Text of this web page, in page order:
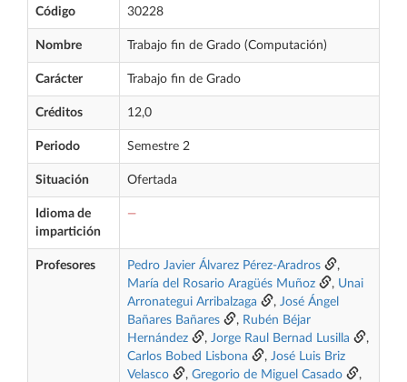
Código 30228
Nombre Trabajo fin de Grado (Computación)
Carácter Trabajo fin de Grado
Créditos 12,0
Periodo Semestre 2
Situación Ofertada
Idioma de
impartición
—
Profesores Pedro Javier Álvarez Pérez-Aradros
,
María del Rosario Aragüés Muñoz
, Unai
Arronategui Arribalzaga
, José Ángel
Bañares Bañares
, Rubén Béjar
Hernández
, Jorge Raul Bernad Lusilla
,
Carlos Bobed Lisbona
, José Luis Briz
Velasco
, Gregorio de Miguel Casado
,